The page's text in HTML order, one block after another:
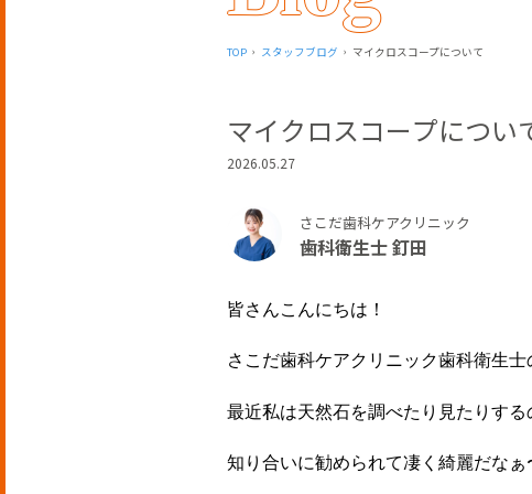
TOP スタッフブログ マイクロスコープについて
マイクロスコープについ
2026.05.27
さこだ歯科ケアクリニック
歯科衛生士 釘田
皆さんこんにちは！
さこだ歯科ケアクリニック歯科衛生
最近私は天然石を調べたり見たりする
知り合いに勧められて凄く綺麗だな